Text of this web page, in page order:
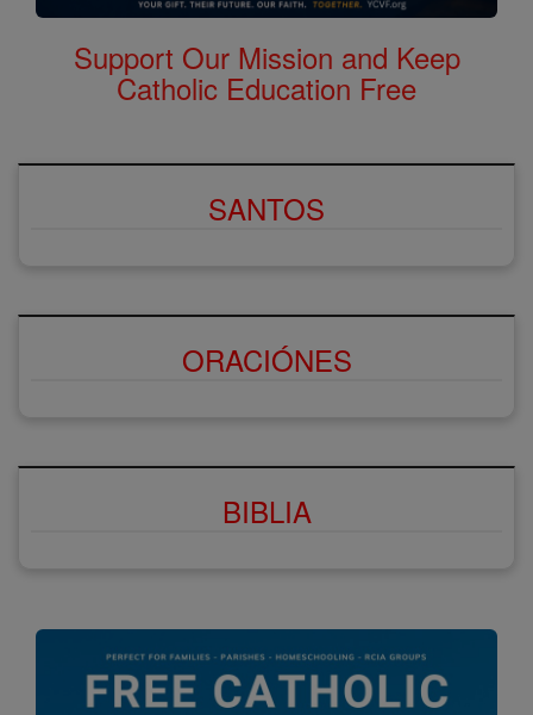
Support Our Mission and Keep
Catholic Education Free
SANTOS
ORACIÓNES
BIBLIA